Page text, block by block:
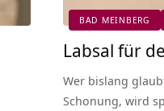
BAD MEINBERG
Labsal für
Wer bislang
Schonung, wird